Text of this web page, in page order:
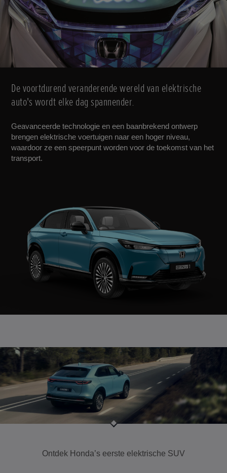
De voortdurend veranderende wereld van elektrische
auto's wordt elke dag spannender.
Geavanceerde technologie en een baanbrekend ontwerp
brengen elektrische voertuigen naar een hoger niveau,
waardoor ze een speerpunt worden voor de toekomst van het
transport.
Ontdek Honda’s eerste elektrische SUV